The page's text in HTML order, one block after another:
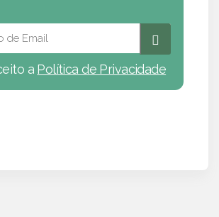
a Política de Privacidade